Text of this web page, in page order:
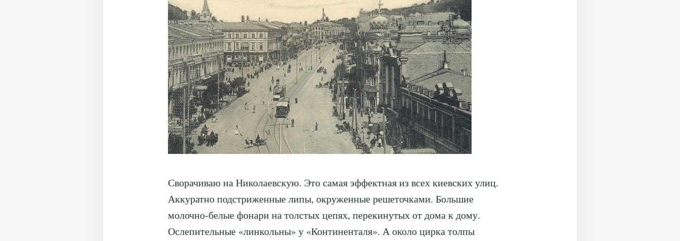
Сворачиваю на Николаевскую. Это самая эффектная из всех киевских улиц.
Аккуратно подстриженные липы, окруженные решеточками. Большие
молочно-белые фонари на толстых цепях, перекинутых от дома к дому.
Ослепительные «линкольны» у «Континенталя». А около цирка толпы